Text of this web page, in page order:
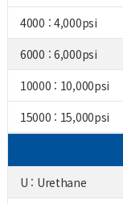
4000 : 4,000psi
6000 : 6,000psi
10000 : 10,000psi
15000 : 15,000psi
U : Urethane